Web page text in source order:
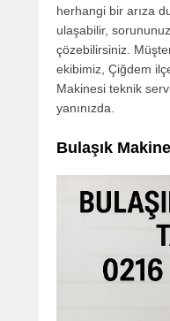
herhangi bir arıza
ulaşabilir,
çözebilirsiniz.
ekibimiz, Çiğdem
Makinesi teknik
yanınızda.
Bulaşık